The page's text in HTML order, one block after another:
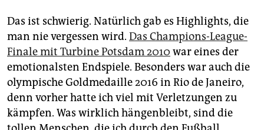
Das ist schwierig. Natürlich gab es Highlights, die
man nie vergessen wird. Das Champions-League-
Finale mit Turbine Potsdam 2010 war eines der
emotionalsten Endspiele. Besonders war auch die
olympische Goldmedaille 2016 in Rio de Janeiro,
denn vorher hatte ich viel mit Verletzungen zu
kämpfen. Was wirklich hängenbleibt, sind die